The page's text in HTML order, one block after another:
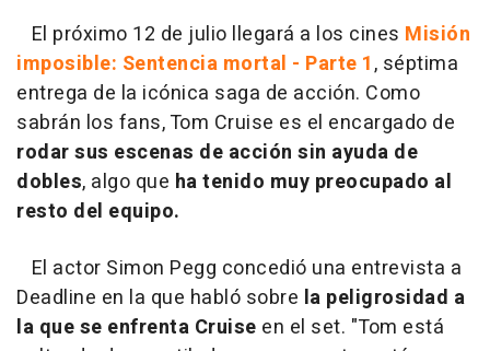
El próximo 12 de julio llegará a los cines Misión
imposible: Sentencia mortal - Parte 1, séptima
entrega de la icónica saga de acción. Como
sabrán los fans, Tom Cruise es el encargado de
rodar sus escenas de acción sin ayuda de
dobles, algo que ha tenido muy preocupado al
resto del equipo.
El actor Simon Pegg concedió una entrevista a
Deadline en la que habló sobre la peligrosidad a
la que se enfrenta Cruise en el set. "Tom está